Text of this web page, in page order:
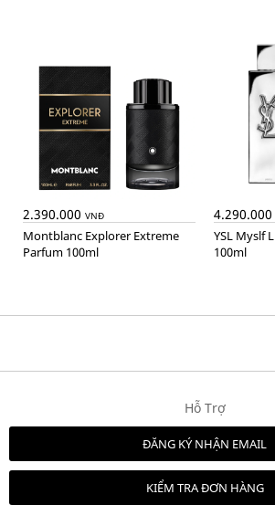
2.390.000 VNĐ
Montblanc Explorer Extreme
Parfum 100ml
4.290.000
YSL Myslf L'Absolu Parfum
100ml
Hỗ Trợ
ĐĂNG KÝ NHẬN EMAIL
KIỂM TRA ĐƠN HÀNG